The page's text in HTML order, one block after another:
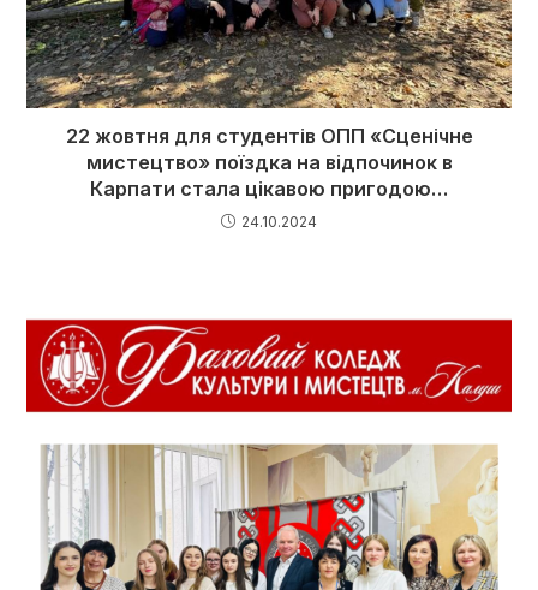
22 жовтня для студентів ОПП «Сценічне
мистецтво» поїздка на відпочинок в
Карпати стала цікавою пригодою…
24.10.2024